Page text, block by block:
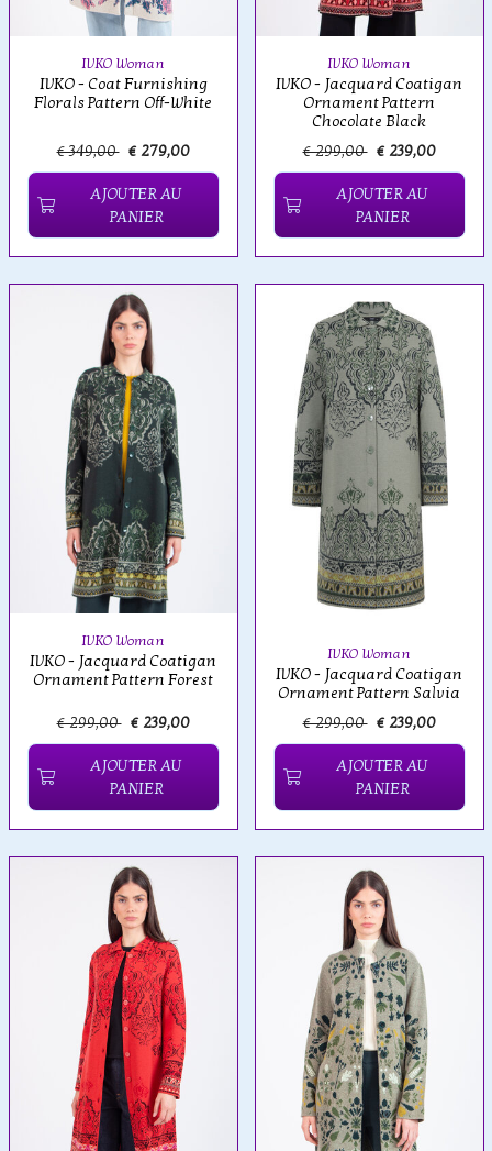
IVKO Woman
IVKO - Coat Furnishing
Florals Pattern Off-White
€ 349,00 € 279,00
AJOUTER AU
PANIER
IVKO Woman
IVKO - Jacquard Coatigan
Ornament Pattern
Chocolate Black
€ 299,00 € 239,00
AJOUTER AU
PANIER
IVKO Woman
IVKO - Jacquard Coatigan
Ornament Pattern Forest
€ 299,00 € 239,00
AJOUTER AU
PANIER
IVKO Woman
IVKO - Jacquard Coatigan
Ornament Pattern Salvia
€ 299,00 € 239,00
AJOUTER AU
PANIER